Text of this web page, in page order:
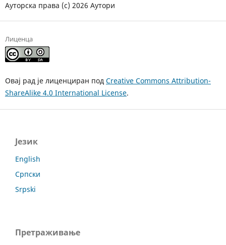
Ауторска права (c) 2026 Аутори
Лиценца
Овај рад је лиценциран под Creative Commons Attribution-
ShareAlike 4.0 International License.
Језик
English
Српски
Srpski
Претраживање